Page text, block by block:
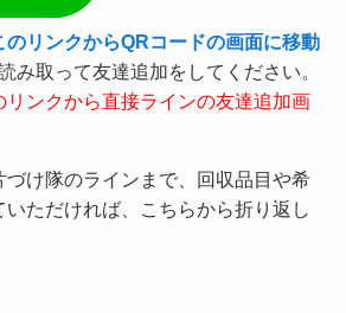
のリンクからQRコードの画面に移動
み取って友達追加をしてください。
ンクから直接ラインの友達追加画
け隊のラインまで、回収品目や希
ただければ、こちらから折り返し